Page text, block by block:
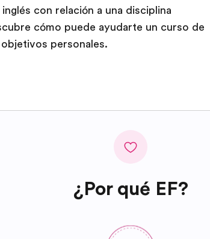
con relación a una disciplina
cómo puede ayudarte un curso de
personales.
¿Por qué EF?